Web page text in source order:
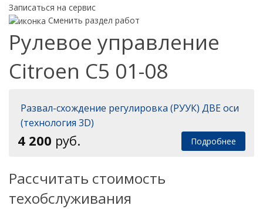
Записаться на сервис
Сменить раздел работ
Рулевое управление
Citroen C5 01-08
Развал-схождение регулировка (РУУК) ДВЕ оси
(технология 3D)
4 200 руб. Подробнее
Рассчитать стоимость
техобслуживания